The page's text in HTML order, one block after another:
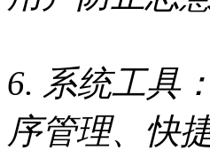
6. 系统工具
序管理、快